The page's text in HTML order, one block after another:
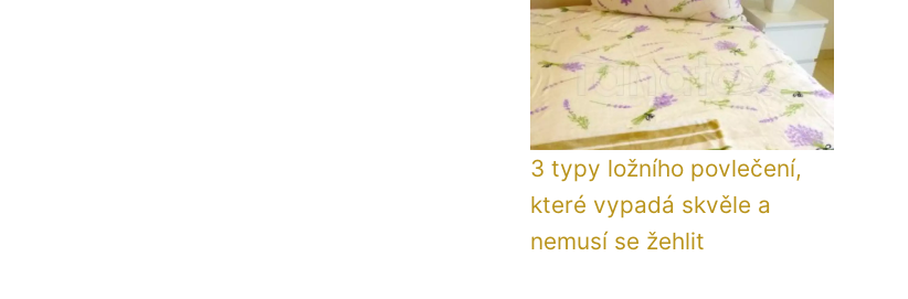
3 typy ložního povlečení,
které vypadá skvěle a
nemusí se žehlit